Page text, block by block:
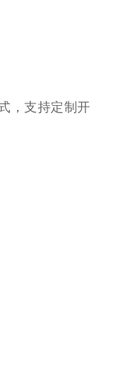
，支持定制开